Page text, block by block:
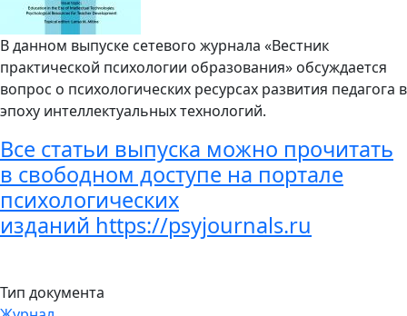
В данном выпуске сетевого журнала «Вестник
практической психологии образования» обсуждается
вопрос о психологических ресурсах развития педагога в
эпоху интеллектуальных технологий.
Все статьи выпуска можно прочитать
в свободном доступе на портале
психологических
изданий https://psyjournals.ru
Тип документа